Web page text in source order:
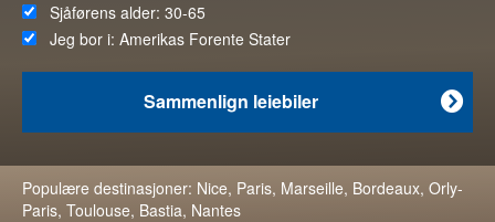
Sjåførens alder: 30-65
Jeg bor i: Amerikas Forente Stater

Sammenlign leiebiler
Populære destinasjoner: Nice, Paris, Marseille, Bordeaux, Orly-
Paris, Toulouse, Bastia, Nantes